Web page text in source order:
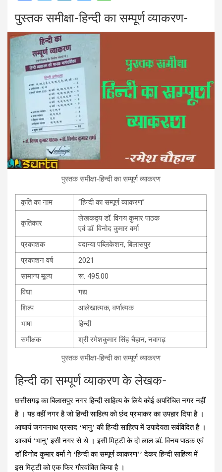
ce
b
o
o
k
wi
tt
er
n
ke
dI
n
es
se
n
er
at
p
पुस्‍तक समीक्षा-हिन्‍दी का सम्पूर्ण व्याकरण-
पुस्‍तक समीक्षा-हिन्‍दी का सम्पूर्ण व्याकरण
कृति का नाम ‘‘हिन्‍दी का सम्पूर्ण व्याकरण’’
कृतिकार
लेखकद्वय डाॅ. विनय कुमार पाठक
एवं डाॅ. विनोद कुमार वर्मा
प्रकाशक
वदान्या पब्लिकेशन, बिलासपुर
प्रकाशन वर्ष
2021
सामान्य मूल्य
रू. 495.00
विधा
गद्य
शिल्‍प
आलेखात्मक, वर्णात्मक
भाषा
हिन्दी
समीक्षक
श्री रमेशकुमार सिंह चैहान, नवागढ़
पुस्‍तक समीक्षा-हिन्‍दी का सम्पूर्ण व्याकरण
हिन्‍दी का सम्पूर्ण व्याकरण के लेखक-
छत्तीसगढ़ का बिलासपुर नगर हिन्दी साहित्य के लिये कोई अपरिचित नगर नहीं
है । यह वहीं नगर है जो हिन्दी साहित्य को छंद प्रभाकर का उपहार दिया है ।
आचार्य जगननाथ प्रसाद ‘भानु’ की हिन्दी साहित्य में उपादेयता सर्वविदित है ।
आचार्य ‘भानु’ इसी नगर से थे । इसी मिट्टी के दो लाल डाॅ. विनय पाठक एवं
डाॅ विनोद कुमार वर्मा ने ‘हिन्दी का सम्पूर्ण व्याकरण’’ देकर हिन्दी साहित्य में
इस मिट्टी को एक फिर गौरवांवित किया है ।